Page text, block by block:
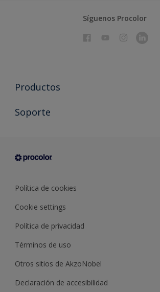
Síguenos Procolor
Productos
Todos los productos
Condiciones generales de venta
Soporte
Sobre Procolor
Política de cookies
Cookie settings
Política de privacidad
Términos de uso
Otros sitios de AkzoNobel
Declaración de accesibilidad